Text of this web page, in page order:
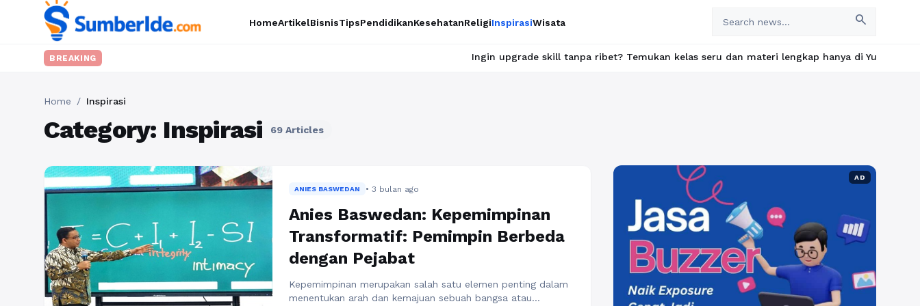
HomeArtikelBisnisTipsPendidikanKesehatanReligiInspirasiWisata search
BREAKING Ingin upgrade skill tanpa ribet? Temukan kelas seru dan materi lengkap hanya di YukBelajar.com. Mulai
Home / Inspirasi
Category: Inspirasi 69 Articles
ANIES BASWEDAN • 3 bulan ago
Anies Baswedan: Kepemimpinan
Transformatif: Pemimpin Berbeda
dengan Pejabat
Kepemimpinan merupakan salah satu elemen penting dalam
menentukan arah dan kemajuan sebuah bangsa atau
AD